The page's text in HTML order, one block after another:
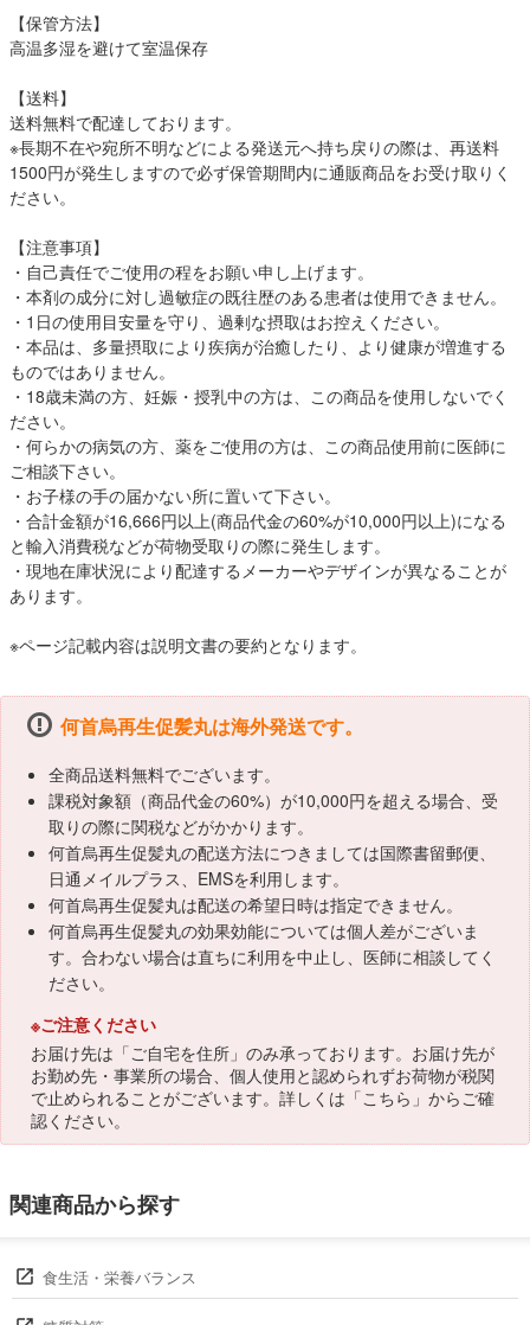
【保管方法】
高温多湿を避けて室温保存
【送料】
送料無料で配達しております。
※長期不在や宛所不明などによる発送元へ持ち戻りの際は、再送料
1500円が発生しますので必ず保管期間内に通販商品をお受け取りく
ださい。
【注意事項】
・自己責任でご使用の程をお願い申し上げます。
・本剤の成分に対し過敏症の既往歴のある患者は使用できません。
・1日の使用目安量を守り、過剰な摂取はお控えください。
・本品は、多量摂取により疾病が治癒したり、より健康が増進する
ものではありません。
・18歳未満の方、妊娠・授乳中の方は、この商品を使用しないでく
ださい。
・何らかの病気の方、薬をご使用の方は、この商品使用前に医師に
ご相談下さい。
・お子様の手の届かない所に置いて下さい。
・合計金額が16,666円以上(商品代金の60%が10,000円以上)になる
と輸入消費税などが荷物受取りの際に発生します。
・現地在庫状況により配達するメーカーやデザインが異なることが
あります。
※ページ記載内容は説明文書の要約となります。
何首烏再生促髪丸は海外発送です。
全商品送料無料でございます。
課税対象額（商品代金の60%）が10,000円を超える場合、受
取りの際に関税などがかかります。
何首烏再生促髪丸の配送方法につきましては国際書留郵便、
日通メイルプラス、EMSを利用します。
何首烏再生促髪丸は配送の希望日時は指定できません。
何首烏再生促髪丸の効果効能については個人差がございま
す。合わない場合は直ちに利用を中止し、医師に相談してく
ださい。
※ご注意ください
お届け先は「ご自宅を住所」のみ承っております。お届け先が
お勤め先・事業所の場合、個人使用と認められずお荷物が税関
で止められることがございます。詳しくは「こちら 」からご確
認ください。
関連商品から探す
食生活・栄養バランス